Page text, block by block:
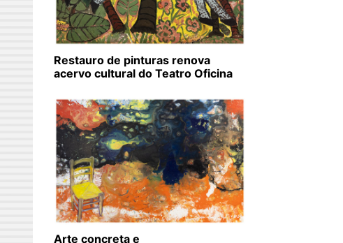
Restauro de pinturas renova
acervo cultural do Teatro Oficina
Arte concreta e